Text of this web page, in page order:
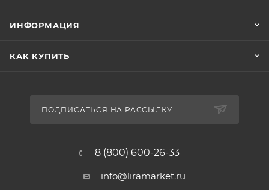
ИНФОРМАЦИЯ
КАК КУПИТЬ
ПОДПИСАТЬСЯ НА РАССЫЛКУ
8 (800) 600-26-33
info@liramarket.ru